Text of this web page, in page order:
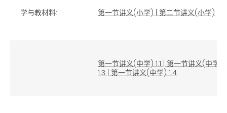
学与教材料: 第一节讲义(小学) | 第二节讲义(小学)
第一节讲义(中学) 1.1 | 第一节讲义(中学)
1.3 | 第一节讲义(中学) 1.4